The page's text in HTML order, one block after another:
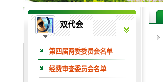
双代会
第四届两委委员会名单
经费审查委员会名单